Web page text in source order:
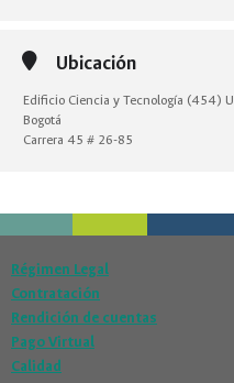
Ubicación
Edificio Ciencia y Tecnología (454)
Bogotá
Carrera 45 # 26-85
Régimen Legal
Contratación
Rendición de cuentas
Pago Virtual
Calidad